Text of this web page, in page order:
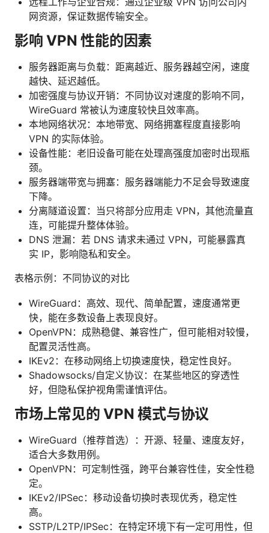
网资源，保证数据传输安全。
影响 VPN 性能的因素
服务器距离与负载：距离越近、服务器越空闲，速度
越快、延迟越低。
加密强度与协议开销：不同协议对速度的影响不同，
WireGuard 常被认为速度较快且效率高。
本地网络状况：本地带宽、网络拥塞程度直接影响
VPN 的实际体验。
设备性能：老旧设备可能在处理高强度加密时出现瓶
颈。
服务器端带宽与拥塞：服务器端能力不足会导致速度
下降。
分离隧道设置：当只将部分应用走 VPN，其他流量直
连，可能提升整体体验。
DNS 泄漏：若 DNS 请求未通过 VPN，可能暴露真
实 IP，影响隐私和安全。
表格示例：不同协议的对比
WireGuard：高效、现代、简单配置，速度通常更
快，能在多数设备上表现良好。
OpenVPN：成熟稳健、兼容性广，但可能相对较慢，
配置灵活性高。
IKEv2：在移动网络上切换速度快，稳定性良好。
Shadowsocks/自定义协议：在某些地区的穿透性
好，但隐私保护视角需谨慎评估。
市场上常见的 VPN 模式与协议
WireGuard（推荐首选）：开源、轻量、速度友好，
适合大多数用例。
OpenVPN：可定制性强，跨平台兼容性佳，安全性稳
定。
IKEv2/IPSec：移动设备切换时表现优秀，稳定性
高。
SSTP/L2TP/IPSec：在特定环境下有一定可用性，但